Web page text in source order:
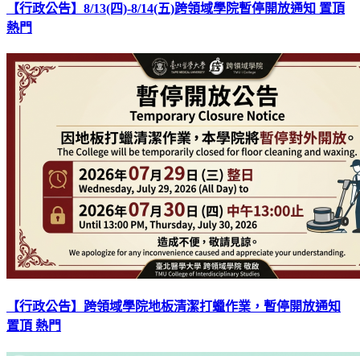
【行政公告】8/13(四)-8/14(五)跨領域學院暫停開放通知 置頂
熱門
【行政公告】跨領域學院地板清潔打蠟作業，暫停開放通知
置頂 熱門